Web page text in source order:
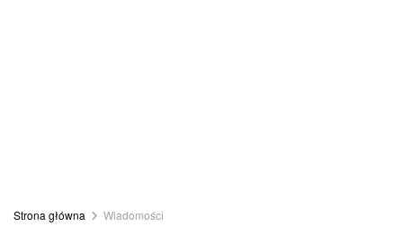
Strona główna Wiadomości